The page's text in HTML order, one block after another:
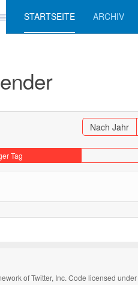
STARTSEITE ARCHIV
Nach Jahr
Tag
of Twitter, Inc. Code licensed under